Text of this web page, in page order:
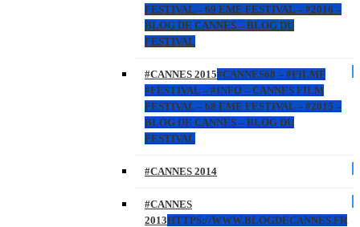
FESTIVAL – 69 EME FESTIVAL – #2016 –
BLOG DE CANNES – BLOG DU
FESTIVAL
#CANNES 2015#CANNES68 – #FILMF
#FESTIVAL – #INFO – CANNES FILM
FESTIVAL – 68 EME FESTIVAL – #2015 –
BLOG DE CANNES – BLOG DU
FESTIVAL
#CANNES 2014
#CANNES
2013HTTPS://WWW.BLOGDECANNES.FR